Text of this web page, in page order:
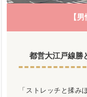
【
都営大江戸線勝
「ストレッチと揉み